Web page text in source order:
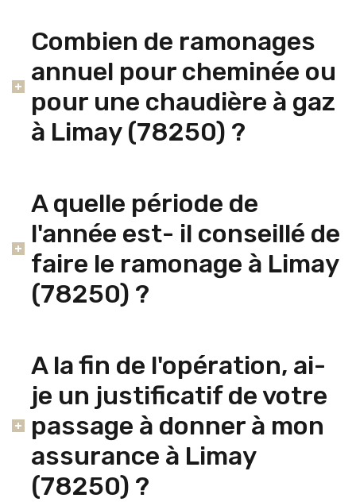
Combien de ramonages
annuel pour cheminée ou
pour une chaudière à gaz
à Limay (78250) ?
A quelle période de
l'année est- il conseillé de
faire le ramonage à Limay
(78250) ?
A la fin de l'opération, ai-
je un justificatif de votre
passage à donner à mon
assurance à Limay
(78250) ?